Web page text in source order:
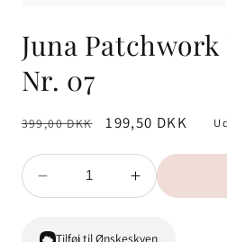
Juna
Nr. 07
Normalpris
399,00 DKK Udsalgspris
199,50 DKK
Reducer
antallet
Øg
antallet
Tilføj til Ønskeskyen